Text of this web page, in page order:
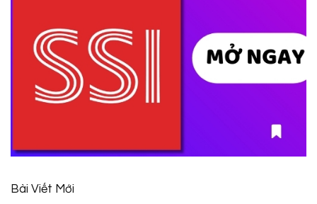
Bài Viết Mới